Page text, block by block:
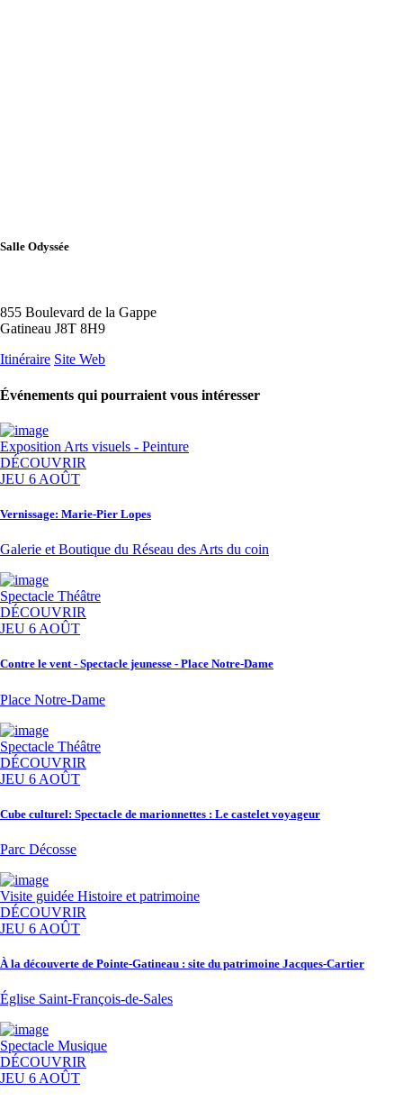
Salle Odyssée
855 Boulevard de la Gappe
Gatineau J8T 8H9
Itinéraire Site Web
Événements qui pourraient vous intéresser
Exposition Arts visuels - Peinture
DÉCOUVRIR
JEU 6 AOÛT
Vernissage: Marie-Pier Lopes
Galerie et Boutique du Réseau des Arts du coin
Spectacle Théâtre
DÉCOUVRIR
JEU 6 AOÛT
Contre le vent - Spectacle jeunesse - Place Notre-Dame
Place Notre-Dame
Spectacle Théâtre
DÉCOUVRIR
JEU 6 AOÛT
Cube culturel: Spectacle de marionnettes : Le castelet voyageur
Parc Décosse
Visite guidée Histoire et patrimoine
DÉCOUVRIR
JEU 6 AOÛT
À la découverte de Pointe-Gatineau : site du patrimoine Jacques-Cartier
Église Saint-François-de-Sales
Spectacle Musique
DÉCOUVRIR
JEU 6 AOÛT